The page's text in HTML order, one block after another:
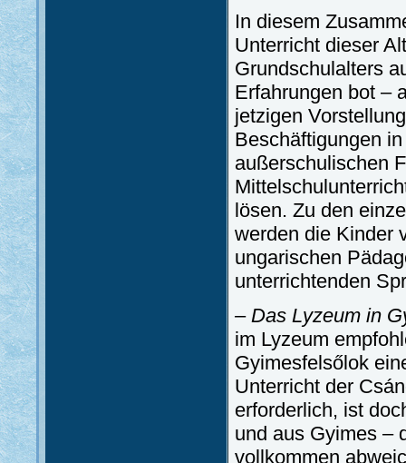
In diesem
Unterricht dieser
Grundschulalters
Erfahrungen bot –
jetzigen
Beschäftigungen
außerschulischen
lösen. Zu den
werden die Kinder
ungarischen
unterrichtenden
– Das Lyzeum in
im Lyzeum
Gyimesfelsőlok
Unterricht der
erforderlich, ist
und aus Gyimes –
vollkommen